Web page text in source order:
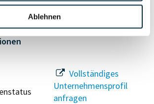
Ablehnen
Vollständiges
Unternehmensprofil
anfragen